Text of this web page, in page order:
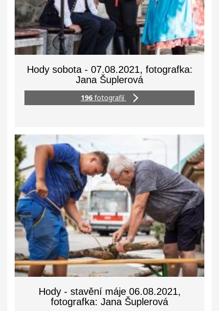
Hody sobota - 07.08.2021, fotografka:
Jana Šuplerová
196 fotografií
Hody - stavění máje 06.08.2021,
fotografka: Jana Šuplerová